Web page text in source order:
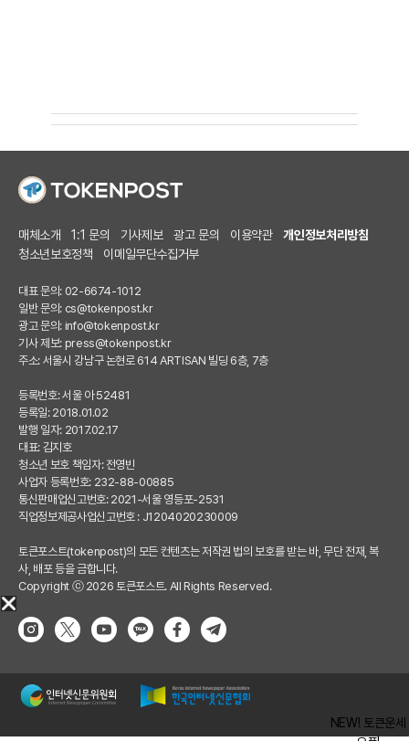
NEW! 토큰운세
매체소개 1:1 문의 기사제보 광고 문의 이용약관
개인정보처리방침
청소년보호정책
이메일무단수집거부
대표 문의: 02-6674-1012
일반 문의: cs@tokenpost.kr
광고 문의: info@tokenpost.kr
기사 제보: press@tokenpost.kr
주소: 서울시 강남구 논현로 614 ARTISAN 빌딩 6층, 7층
등록번호: 서울 아 52481
등록일: 2018.01.02
발행 일자: 2017.02.17
대표: 김지호
청소년 보호 책임자: 전영빈
사업자 등록번호: 232-88-00885
통신판매업신고번호: 2021-서울 영등포-2531
직업정보제공사업신고번호 : J1204020230009
토큰포스트(tokenpost)의 모든 컨텐츠는 저작권 법의 보호를 받는 바, 무단 전재, 복
사, 배포 등을 금합니다.
Copyright ⓒ 2026 토큰포스트. All Rights Reserved.